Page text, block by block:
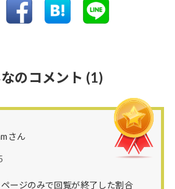
のコメント (1)
さん
ージのみで回覧が終了した割合